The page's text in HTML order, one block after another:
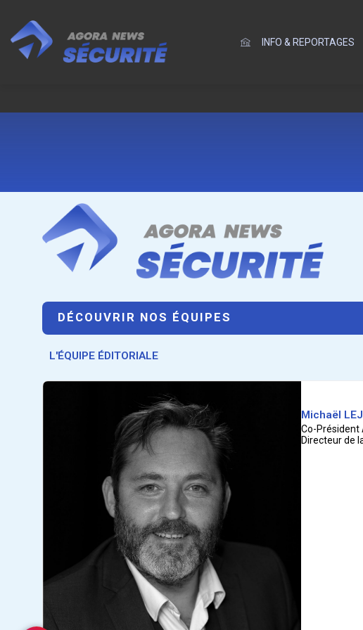
INFO & REPORTAGES
DÉCOUVRIR NOS ÉQUIPES
L'ÉQUIPE ÉDITORIALE
Michaël
Co-Président
Directeur de